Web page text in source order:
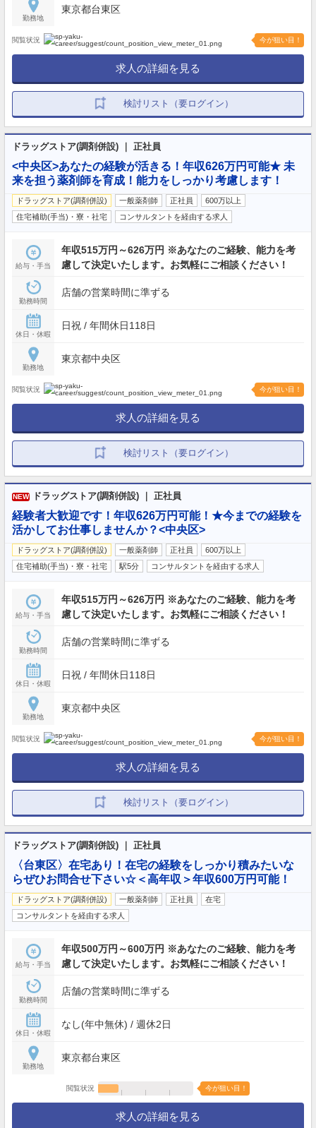
勤務地
東京都台東区
閲覧状況 今が狙い目！
求人の詳細を見る
検討リスト（要ログイン）
ドラッグストア(調剤併設) ｜ 正社員
<中央区>あなたの経験が活きる！年収626万円可能★ 未
来を担う薬剤師を育成！能力をしっかり考慮します！
ドラッグストア(調剤併設) 一般薬剤師 正社員
600万以上
住宅補助(手当)・寮・社宅
コンサルタントを経由する求人
給与・手当
年収515万円～626万円 ※あなたのご経験、能力を考
慮して決定いたします。お気軽にご相談ください！
勤務時間
店舗の営業時間に準ずる
休日・休暇
日祝 / 年間休日118日
勤務地
東京都中央区
閲覧状況 今が狙い目！
求人の詳細を見る
検討リスト（要ログイン）
NEW ドラッグストア(調剤併設) ｜ 正社員
経験者大歓迎です！年収626万円可能！★今までの経験を
活かしてお仕事しませんか？<中央区>
ドラッグストア(調剤併設) 一般薬剤師 正社員
600万以上
住宅補助(手当)・寮・社宅
駅5分 コンサルタントを経由する求人
給与・手当
年収515万円～626万円 ※あなたのご経験、能力を考
慮して決定いたします。お気軽にご相談ください！
勤務時間
店舗の営業時間に準ずる
休日・休暇
日祝 / 年間休日118日
勤務地
東京都中央区
閲覧状況 今が狙い目！
求人の詳細を見る
検討リスト（要ログイン）
ドラッグストア(調剤併設) ｜ 正社員
〈台東区〉在宅あり！在宅の経験をしっかり積みたいな
らぜひお問合せ下さい☆＜高年収＞年収600万円可能！
ドラッグストア(調剤併設) 一般薬剤師 正社員
在宅
コンサルタントを経由する求人
給与・手当
年収500万円～600万円 ※あなたのご経験、能力を考
慮して決定いたします。お気軽にご相談ください！
勤務時間
店舗の営業時間に準ずる
休日・休暇
なし(年中無休) / 週休2日
勤務地
東京都台東区
閲覧状況 今が狙い目！
求人の詳細を見る